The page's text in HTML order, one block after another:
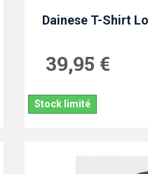
Dainese T-Shirt
39,95 €
Stock limité